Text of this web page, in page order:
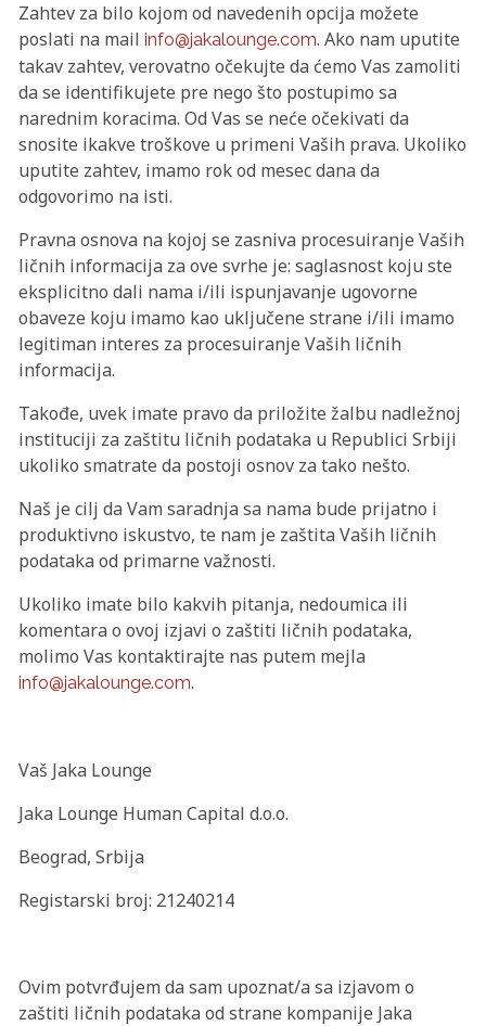
Zahtev za bilo kojom od navedenih opcija možete
poslati na mail info@jakalounge.com. Ako nam uputite
takav zahtev, verovatno očekujte da ćemo Vas zamoliti
da se identifikujete pre nego što postupimo sa
narednim koracima. Od Vas se neće očekivati da
snosite ikakve troškove u primeni Vaših prava. Ukoliko
uputite zahtev, imamo rok od mesec dana da
odgovorimo na isti.
Pravna osnova na kojoj se zasniva procesuiranje Vaših
ličnih informacija za ove svrhe je: saglasnost koju ste
eksplicitno dali nama i/ili ispunjavanje ugovorne
obaveze koju imamo kao uključene strane i/ili imamo
legitiman interes za procesuiranje Vaših ličnih
informacija.
Takođe, uvek imate pravo da priložite žalbu nadležnoj
instituciji za zaštitu ličnih podataka u Republici Srbiji
ukoliko smatrate da postoji osnov za tako nešto.
Naš je cilj da Vam saradnja sa nama bude prijatno i
produktivno iskustvo, te nam je zaštita Vaših ličnih
podataka od primarne važnosti.
Ukoliko imate bilo kakvih pitanja, nedoumica ili
komentara o ovoj izjavi o zaštiti ličnih podataka,
molimo Vas kontaktirajte nas putem mejla
info@jakalounge.com.
Vaš Jaka Lounge
Jaka Lounge Human Capital d.o.o.
Beograd, Srbija
Registarski broj: 21240214
Ovim potvrđujem da sam upoznat/a sa izjavom o
zaštiti ličnih podataka od strane kompanije Jaka